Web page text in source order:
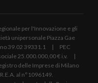
per l'Innovazione e gli
unipersonale Piazza Gae
39.02 39331.1 | PEC
25.000.000,00 € i.v. |
delle Imprese di Milano
al n°1096149.